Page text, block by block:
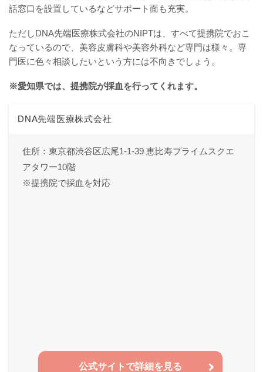
話窓口を設置しているなどサポート面も充実。
ただしDNA先端医療株式会社のNIPTは、すべて提携院でおこ
なっているので、美容皮膚科や美容外科など専門は様々。専
門医に色々相談したいという方には不向きでしょう。
※愛知県では、提携院が採血を行ってくれます。
DNA先端医療株式会社
住所：東京都渋谷区広尾1-1-39 恵比寿プライムスクエ
アタワー10階
※提携院で採血を対応
公式サイトで詳細を見る